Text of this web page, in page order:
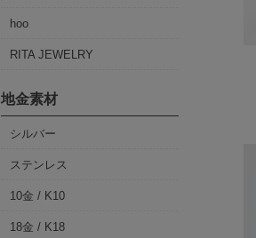
hoo
RITA JEWELRY
地金素材
シルバー
ステンレス
10金 / K10
18金 / K18